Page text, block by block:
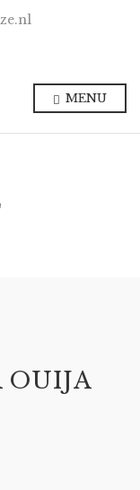
MENU
OUIJA